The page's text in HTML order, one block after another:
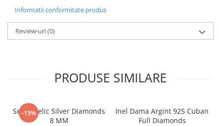
Informatii conformitate produs
Review-uri(0)
PRODUSE SIMILARE
-15%
Set Angelic Silver Diamonds
8 MM
Inel Dama Argint 925 Cuban
Full Diamonds